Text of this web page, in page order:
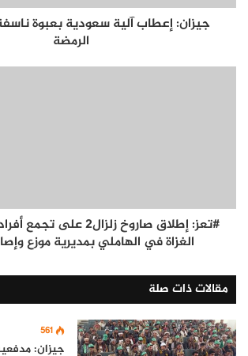
جيزان: إعطاب آلية سعودية بعبوة
الرمضة
#تعز: إطلاق صاروخ زلزال2
الغزاة في الهاملي بمديرية موزع
مقالات ذات صلة
561
جيزان: